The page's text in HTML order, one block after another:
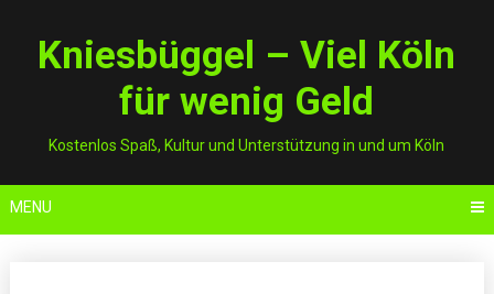
contentKniesbüggel – Viel Köln
für wenig Geld
Kostenlos Spaß, Kultur und Unterstützung in und um Köln
MENU